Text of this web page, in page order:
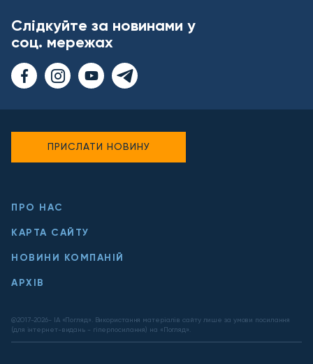
Слідкуйте за новинами у
соц. мережах
ПРО НАС
КАРТА САЙТУ
НОВИНИ КОМПАНІЙ
АРХІВ
@2017-2026- ІА «Погляд». Використання матеріалів сайту лише за умови посилання
(для інтернет-видань - гіперпосилання) на «Погляд».
ПРИСЛАТИ НОВИНУ